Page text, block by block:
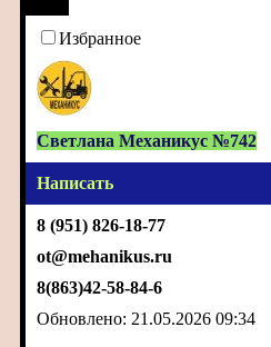
Избранное
Светлана Механикус №742
Написать
8 (951) 826-18-77
ot@mehanikus.ru
8(863)42-58-84-6
Обновлено: 21.05.2026 09:34